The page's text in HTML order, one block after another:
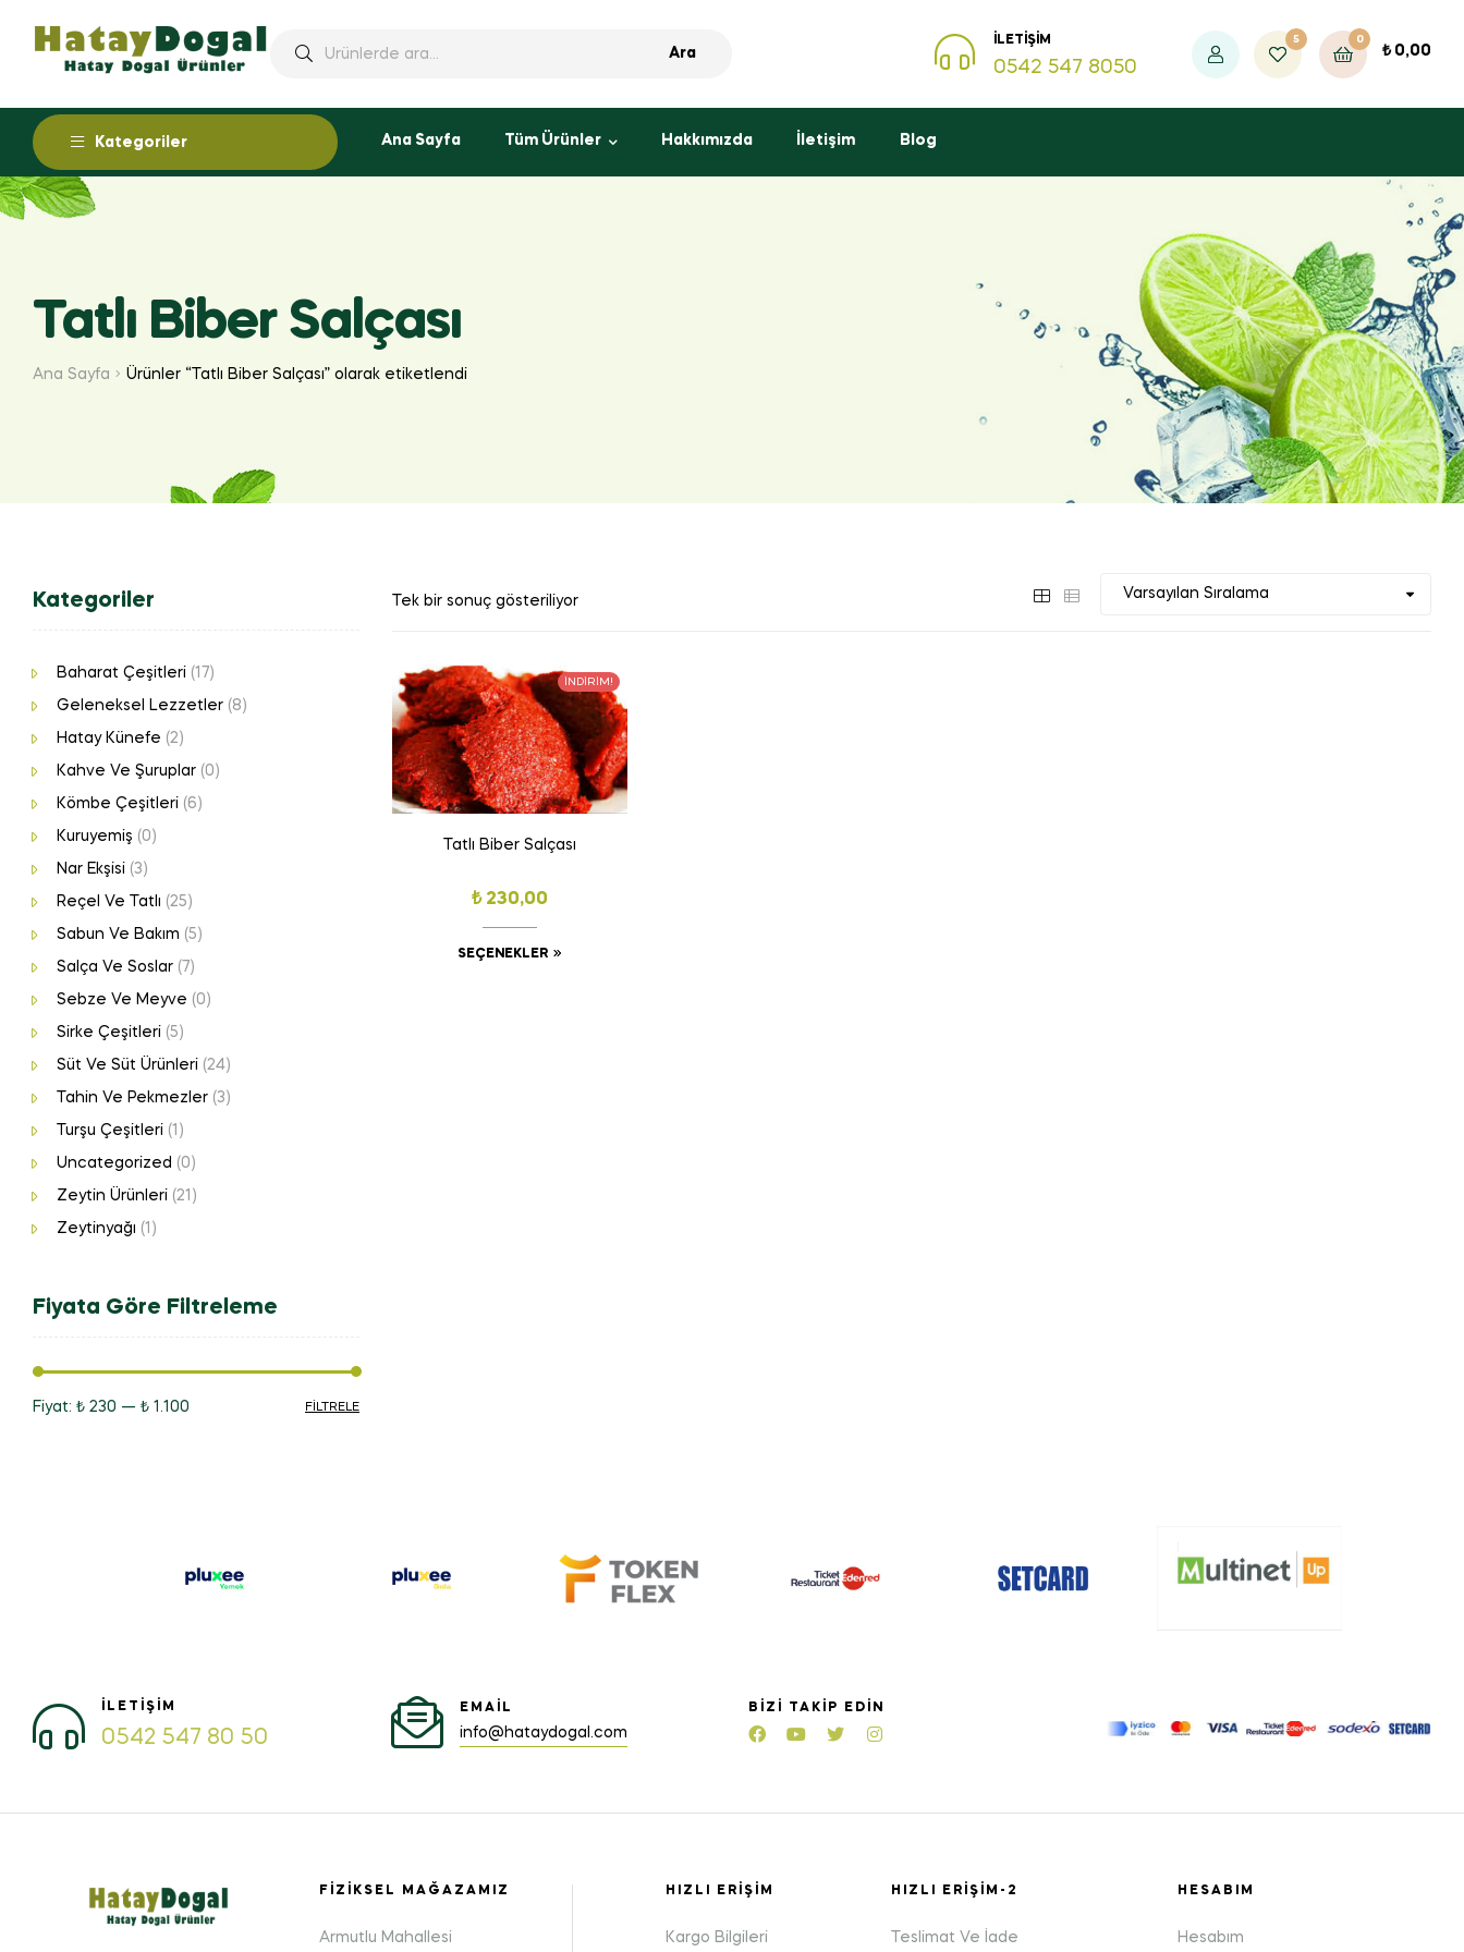
Ara
İLETIŞIM
0542 547 8050
5 0
₺ 0,00
Kategoriler Ana Sayfa Tüm Ürünler Hakkımızda İletişim Blog
Tatlı Biber Salçası
Ana Sayfa Ürünler “Tatlı Biber Salçası” olarak etiketlendi
Tek bir sonuç gösteriliyor
İNDIRIM!
Tatlı Biber Salçası
₺230,00
SEÇENEKLER
Kategoriler
Baharat Çeşitleri (17)
Geleneksel Lezzetler (8)
Hatay Künefe (2)
Kahve Ve Şuruplar (0)
Kömbe Çeşitleri (6)
Kuruyemiş (0)
Nar Ekşisi (3)
Reçel Ve Tatlı (25)
Sabun Ve Bakım (5)
Salça Ve Soslar (7)
Sebze Ve Meyve (0)
Sirke Çeşitleri (5)
Süt Ve Süt Ürünleri (24)
Tahin Ve Pekmezler (3)
Turşu Çeşitleri (1)
Uncategorized (0)
Zeytin Ürünleri (21)
Zeytinyağı (1)
Fiyata Göre Filtreleme
FILTRELE
Fiyat: ₺ 230 — ₺ 1.100
İLETIŞIM
0542 547 80 50
EMAIL
info@hataydogal.com
BIZI TAKIP EDIN
FIZIKSEL MAĞAZAMIZ
Armutlu Mahallesi
HIZLI ERIŞIM
Kargo Bilgileri
HIZLI ERIŞIM-2
Teslimat Ve İade
HESABIM
Hesabım